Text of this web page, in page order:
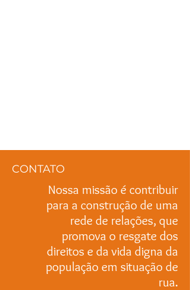
CONTATO
Nossa missão é contribuir
para a construção de uma
rede de relações, que
promova o resgate dos
direitos e da vida digna da
população em situação de
rua.